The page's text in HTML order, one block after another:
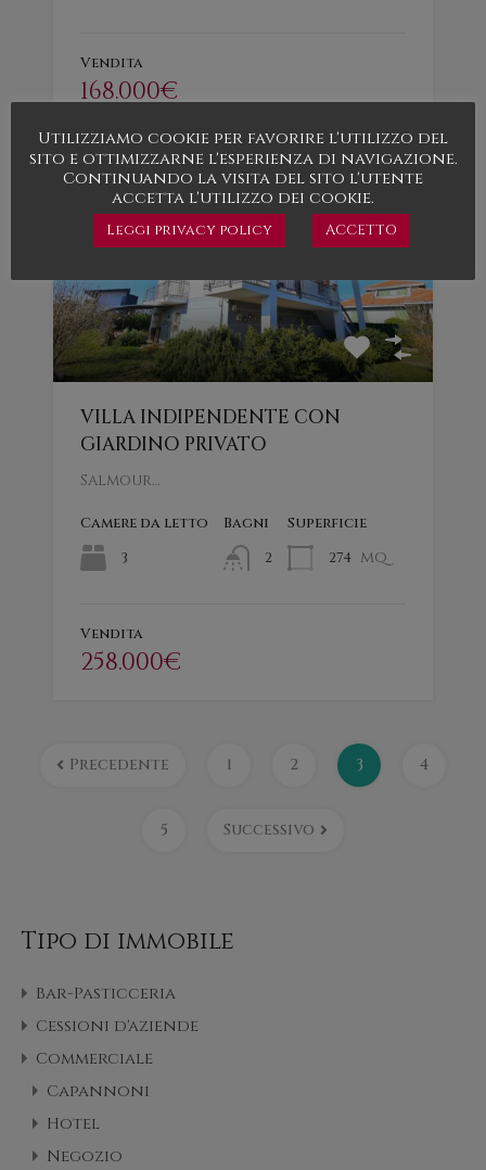
Vendita
168.000€
In evidenza
VILLA INDIPENDENTE CON
GIARDINO PRIVATO
Salmour…
Camere da letto
3
Bagni
2
Superficie
274 mq
Vendita
258.000€
Precedente 1 2 3 4
5 Successivo
Tipo di immobile
Bar-Pasticceria
Cessioni d'aziende
Commerciale
Capannoni
Hotel
Negozio
Utilizziamo cookie per favorire l'utilizzo del
sito e ottimizzarne l'esperienza di navigazione.
Continuando la visita del sito l'utente
accetta l'utilizzo dei cookie.
Leggi privacy policy ACCETTO